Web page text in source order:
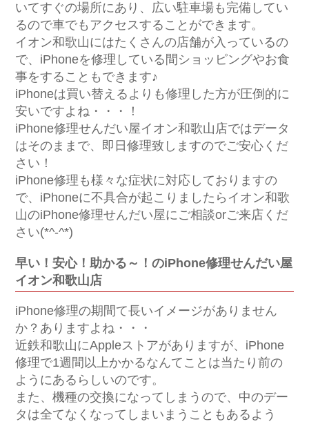
いてすぐの場所にあり、広い駐車場も完備してい
るので車でもアクセスすることができます。
イオン和歌山にはたくさんの店舗が入っているの
で、iPhoneを修理している間ショッピングやお食
事をすることもできます♪
iPhoneは買い替えるよりも修理した方が圧倒的に
安いですよね・・・！
iPhone修理せんだい屋イオン和歌山店ではデータ
はそのままで、即日修理致しますのでご安心くだ
さい！
iPhone修理も様々な症状に対応しておりますの
で、iPhoneに不具合が起こりましたらイオン和歌
山のiPhone修理せんだい屋にご相談orご来店くだ
さい(*^-^*)
早い！安心！助かる～！のiPhone修理せんだい屋
イオン和歌山店
iPhone修理の期間て長いイメージがありません
か？ありますよね・・・
近鉄和歌山にAppleストアがありますが、iPhone
修理で1週間以上かかるなんてことは当たり前の
ようにあるらしいのです。
また、機種の交換になってしまうので、中のデー
タは全てなくなってしまいまうこともあるよう